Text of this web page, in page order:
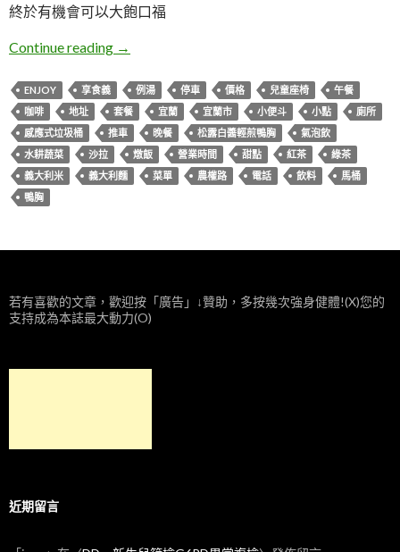
終於有機會可以大飽口福
Continue reading 宜蘭。Enjoy享食義
→
ENJOY 享食義 例湯 停車 價格 兒童座椅
午餐
咖啡
地址 套餐 宜蘭 宜蘭市 小便斗 小點
廁所
感應式垃圾桶
推車 晚餐 松露白醬輕煎鴨胸
氣泡飲
水耕蔬菜
沙拉 燉飯 營業時間 甜點 紅茶
綠茶
義大利米
義大利麵 菜單 農權路 電話 飲料
馬桶
鴨胸
若有喜歡的文章，歡迎按「廣告」↓贊助，多按幾次強身健體!(X)您的
支持成為本誌最大動力(O)
近期留言